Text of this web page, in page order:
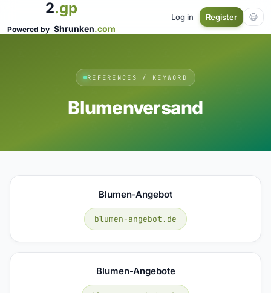
2.gp
Powered by Shrunken.com
Log in Register
REFERENCES / KEYWORD
Blumenversand
Blumen-Angebot
blumen-angebot.de
Blumen-Angebote